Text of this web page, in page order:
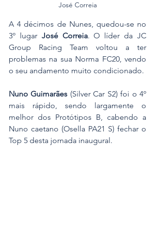
José Correia
A 4 décimos de Nunes, quedou-se no
3º lugar José Correia. O líder da JC
Group Racing Team voltou a ter
problemas na sua Norma FC20, vendo
o seu andamento muito condicionado.
Nuno Guimarães (Silver Car S2) foi o 4º
mais rápido, sendo largamente o
melhor dos Protótipos B, cabendo a
Nuno caetano (Osella PA21 S) fechar o
Top 5 desta jornada inaugural.